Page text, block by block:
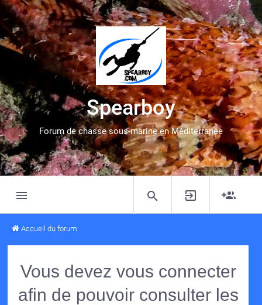
Spearboy
Forum de chasse sous-marine en Méditerranée
Accueil du forum
Vous devez vous connecter
afin de pouvoir consulter les